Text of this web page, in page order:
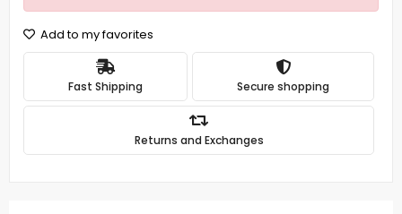
Add to my favorites
Fast Shipping Secure shopping
Returns and Exchanges